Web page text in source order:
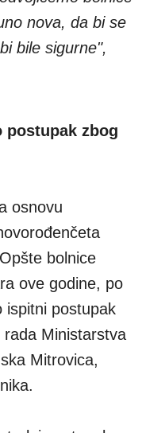
nova, da bi se
bile sigurne",
postupak zbog
osnovu
bolnice
ove godine, po
ispitni postupak
Ministarstva
Mitrovica,